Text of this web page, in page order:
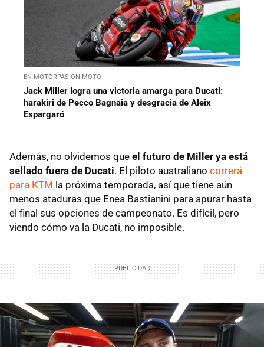
EN MOTORPASION MOTO
Jack Miller logra una victoria amarga para Ducati:
harakiri de Pecco Bagnaia y desgracia de Aleix
Espargaró
Además, no olvidemos que el futuro de Miller ya está
sellado fuera de Ducati. El piloto australiano correrá
para KTM la próxima temporada, así que tiene aún
menos ataduras que Enea Bastianini para apurar hasta
el final sus opciones de campeonato. Es difícil, pero
viendo cómo va la Ducati, no imposible.